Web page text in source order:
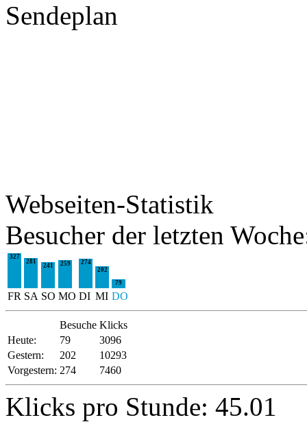
Sendeplan
Webseiten-Statistik
Besucher der letzten
327
281
241 259
274
202
79
FR SA SO MO DI MI DO
Besuche Klicks
Heute:
79
3096
Gestern:
202
10293
Vorgestern: 274 7460
Klicks pro Stunde: 45.01